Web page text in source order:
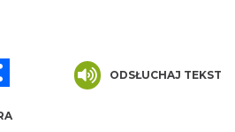
ODSŁUCHAJ TEKST